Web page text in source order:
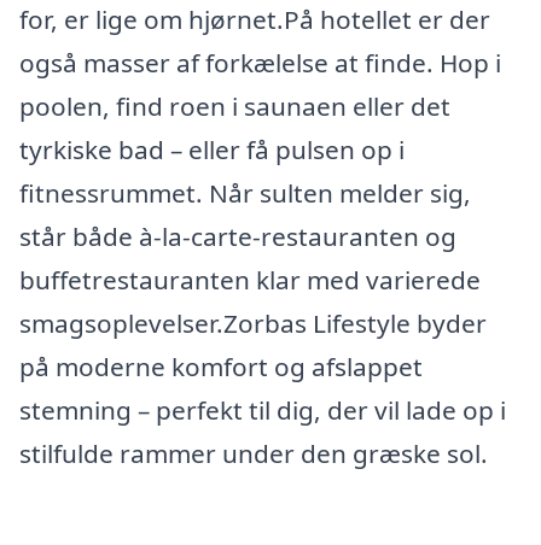
for, er lige om hjørnet.På hotellet er der
også masser af forkælelse at finde. Hop i
poolen, find roen i saunaen eller det
tyrkiske bad – eller få pulsen op i
fitnessrummet. Når sulten melder sig,
står både à-la-carte-restauranten og
buffetrestauranten klar med varierede
smagsoplevelser.Zorbas Lifestyle byder
på moderne komfort og afslappet
stemning – perfekt til dig, der vil lade op i
stilfulde rammer under den græske sol.